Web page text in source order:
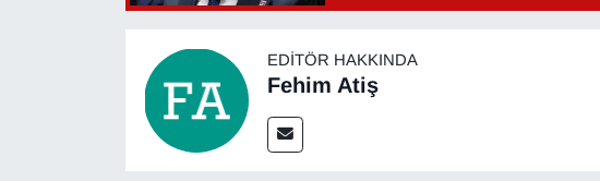
EDITÖR HAKKINDA
Fehim Atiş
VAN'DA SPOR